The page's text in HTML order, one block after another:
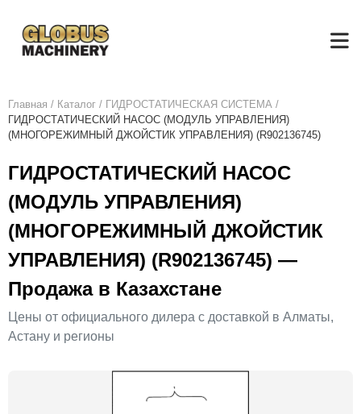
Главная / Каталог / ГИДРОСТАТИЧЕСКАЯ СИСТЕМА /
ГИДРОСТАТИЧЕСКИЙ НАСОС (МОДУЛЬ УПРАВЛЕНИЯ)
(МНОГОРЕЖИМНЫЙ ДЖОЙСТИК УПРАВЛЕНИЯ) (R902136745)
ГИДРОСТАТИЧЕСКИЙ НАСОС
(МОДУЛЬ УПРАВЛЕНИЯ)
(МНОГОРЕЖИМНЫЙ ДЖОЙСТИК
УПРАВЛЕНИЯ) (R902136745) —
Продажа в Казахстане
Цены от официального дилера с доставкой в Алматы,
Астану и регионы